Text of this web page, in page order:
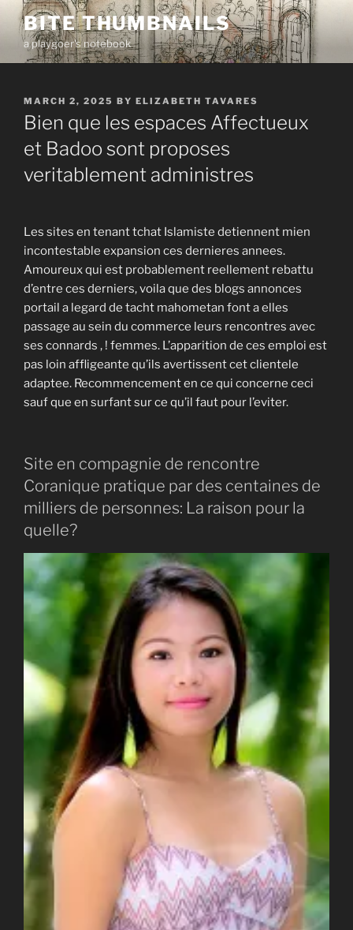
Skip
content
BITE THUMBNAILS
a playgoer's notebook
POSTED
ON
MARCH 2, 2025 BY ELIZABETH TAVARES
Bien que les espaces Affectueux
et Badoo sont proposes
veritablement administres
Les sites en tenant tchat Islamiste detiennent mien
incontestable expansion ces dernieres annees.
Amoureux qui est probablement reellement rebattu
d’entre ces derniers, voila que des blogs annonces
portail a legard de tacht mahometan font a elles
passage au sein du commerce leurs rencontres avec
ses connards , ! femmes. L’apparition de ces emploi est
pas loin affligeante qu’ils avertissent cet clientele
adaptee. Recommencement en ce qui concerne ceci
sauf que en surfant sur ce qu’il faut pour l’eviter.
Site en compagnie de rencontre
Coranique pratique par des centaines de
milliers de personnes: La raison pour la
quelle?